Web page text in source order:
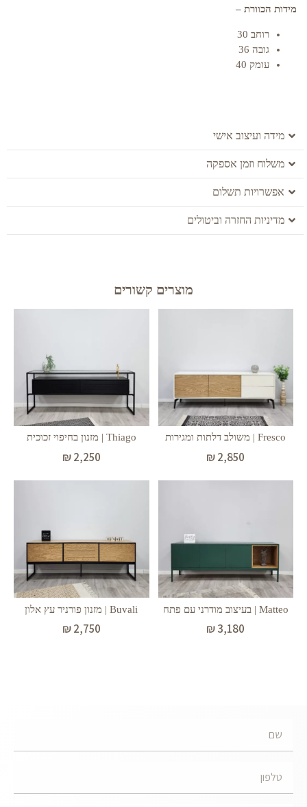
מידות הכוורת –
רוחב 30
גובה 36
עומק 40
מידה ועיצוב אישי
משלוח וזמן אספקה
אפשרויות תשלום
מדיניות החזרה וביטולים
מוצרים קשורים
Fresco | משולב דלתות ומגירות
₪2,850
Thiago | מזנון בחיפוי זכוכית
₪2,250
Matteo | בעיצוב מודרני עם פתח
₪3,180
Buvali | מזנון פורניר עץ אלון
₪2,750